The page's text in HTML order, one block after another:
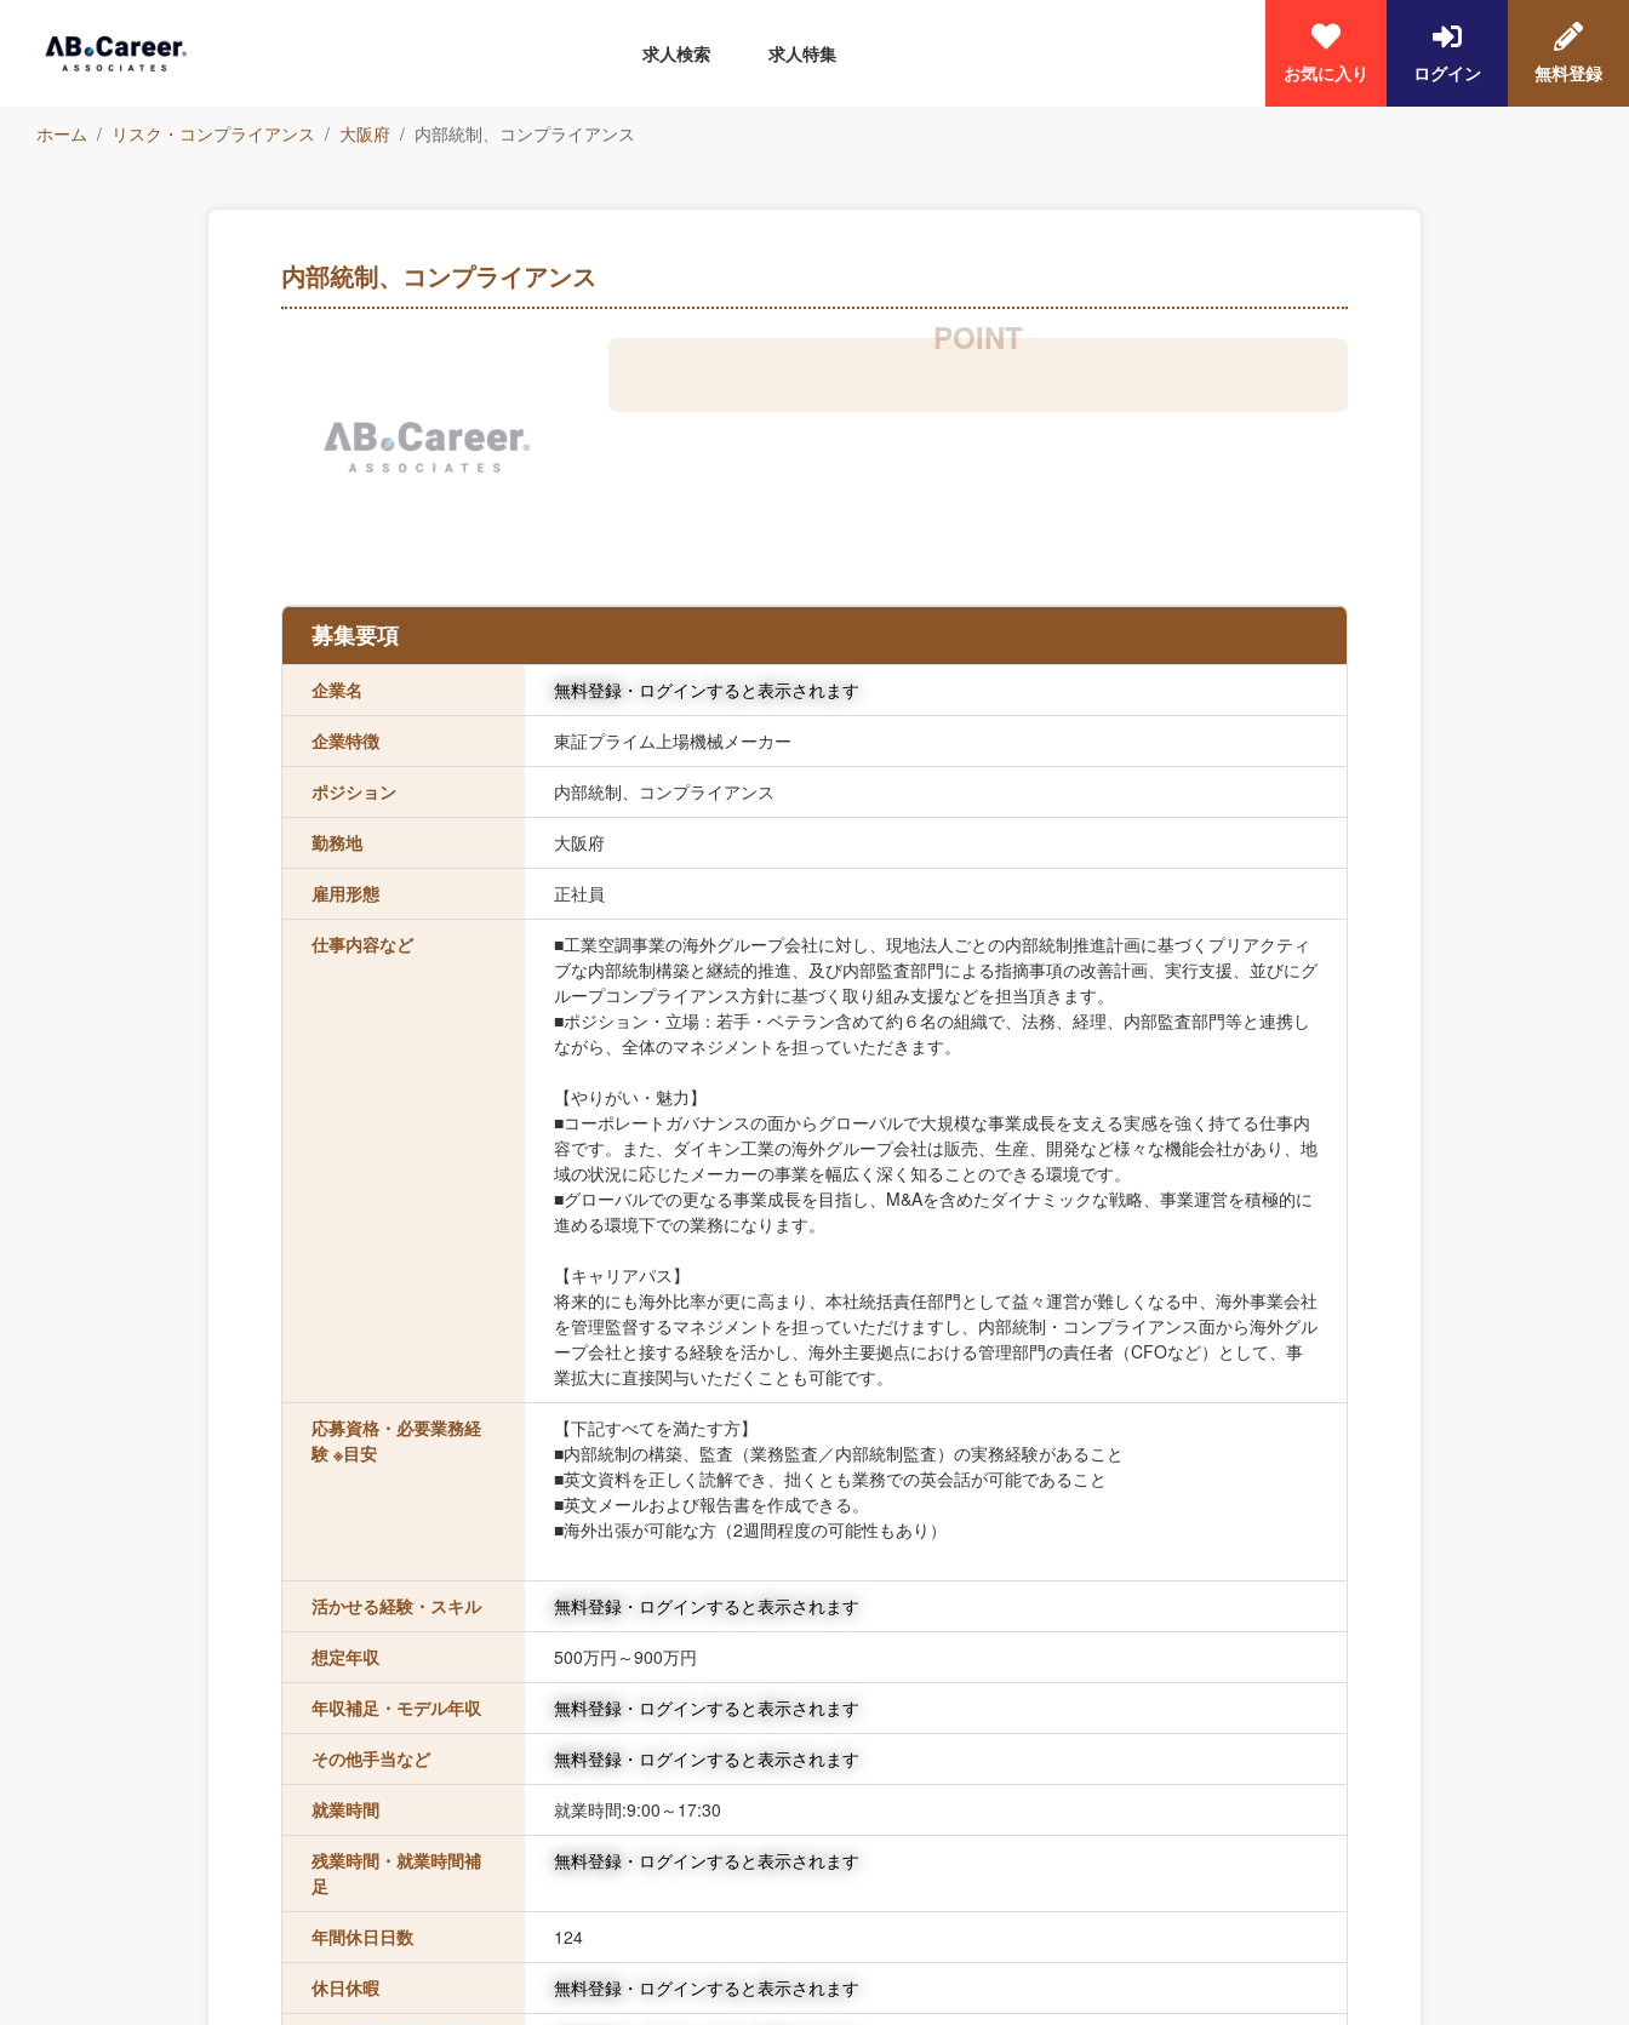
求人検索
求人特集
お気に入り
ログイン 無料登録
ホーム リスク・コンプライアンス 大阪府 内部統制、コンプライアンス
内部統制、コンプライアンス
募集要項
企業名 無料登録・ログインすると表示されます
企業特徴 東証プライム上場機械メーカー
ポジション 内部統制、コンプライアンス
勤務地 大阪府
雇用形態 正社員
仕事内容など
■工業空調事業の海外グループ会社に対し、現地法人ごとの内部統制推進計画に基づくプリアクティ
ブな内部統制構築と継続的推進、及び内部監査部門による指摘事項の改善計画、実行支援、並びにグ
ループコンプライアンス方針に基づく取り組み支援などを担当頂きます。
■ポジション・立場：若手・ベテラン含めて約６名の組織で、法務、経理、内部監査部門等と連携し
ながら、全体のマネジメントを担っていただきます。
【やりがい・魅力】
■コーポレートガバナンスの面からグローバルで大規模な事業成長を支える実感を強く持てる仕事内
容です。また、ダイキン工業の海外グループ会社は販売、生産、開発など様々な機能会社があり、地
域の状況に応じたメーカーの事業を幅広く深く知ることのできる環境です。
■グローバルでの更なる事業成長を目指し、M&Aを含めたダイナミックな戦略、事業運営を積極的に
進める環境下での業務になります。
【キャリアパス】
将来的にも海外比率が更に高まり、本社統括責任部門として益々運営が難しくなる中、海外事業会社
を管理監督するマネジメントを担っていただけますし、内部統制・コンプライアンス面から海外グル
ープ会社と接する経験を活かし、海外主要拠点における管理部門の責任者（CFOなど）として、事
業拡大に直接関与いただくことも可能です。
応募資格・必要業務経
験 ※目安
【下記すべてを満たす方】
■内部統制の構築、監査（業務監査／内部統制監査）の実務経験があること
■英文資料を正しく読解でき、拙くとも業務での英会話が可能であること
■英文メールおよび報告書を作成できる。
■海外出張が可能な方（2週間程度の可能性もあり）
活かせる経験・スキル 無料登録・ログインすると表示されます
想定年収 500万円～900万円
年収補足・モデル年収 無料登録・ログインすると表示されます
その他手当など 無料登録・ログインすると表示されます
就業時間 就業時間:9:00～17:30
残業時間・就業時間補
足
無料登録・ログインすると表示されます
年間休日日数 124
休日休暇 無料登録・ログインすると表示されます